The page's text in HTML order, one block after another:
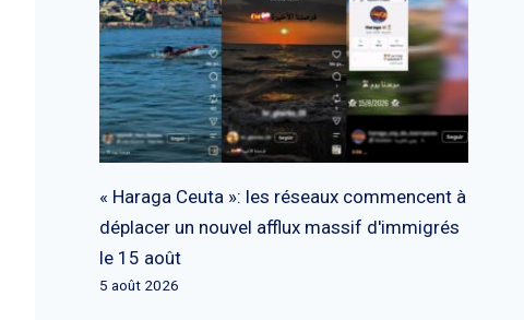
« Haraga Ceuta »: les réseaux commencent à
déplacer un nouvel afflux massif d'immigrés
le 15 août
5 août 2026